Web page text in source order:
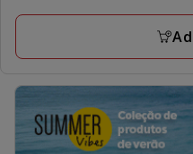
avaliações
a